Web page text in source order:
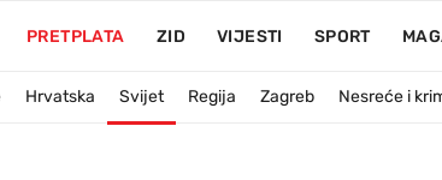
PRETPLATA ZID VIJESTI SPORT
Hrvatska Svijet Regija Zagreb Nesreće i